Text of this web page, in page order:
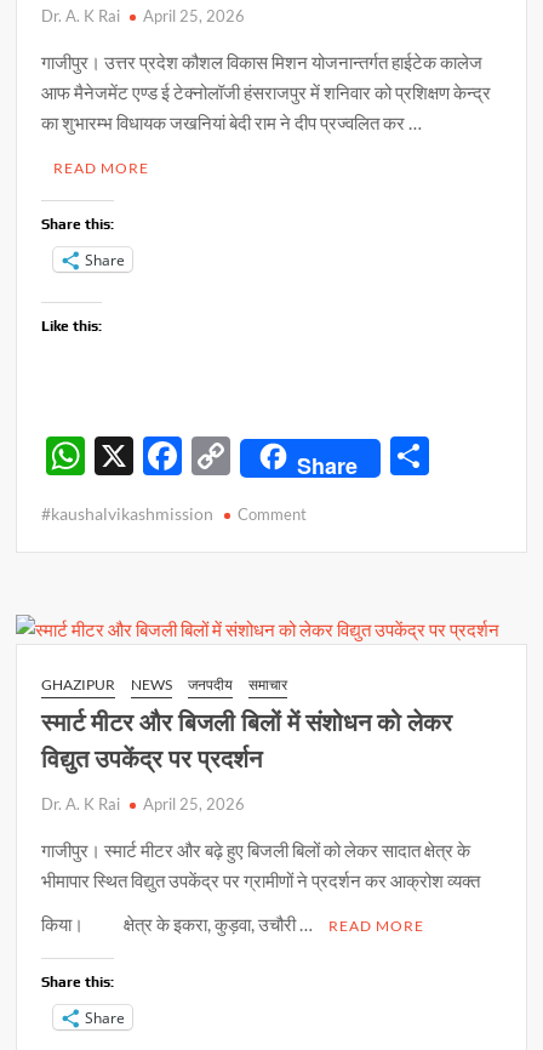
Dr. A. K Rai April 25, 2026
गाजीपुर। उत्तर प्रदेश कौशल विकास मिशन योजनान्तर्गत हाईटेक कालेज
आफ मैनेजमेंट एण्ड ई टेक्नोलॉजी हंसराजपुर में शनिवार को प्रशिक्षण केन्द्र
का शुभारम्भ विधायक जखनियां बेदी राम ने दीप प्रज्वलित कर …
READ MORE
Share this:
Share
Like this:
W
at
p
p
X
F
e
o
o
k
C
o
p
Li
n
k
Share
#kaushalvikashmission Commenton
कौशल
विकास
का
GHAZIPUR NEWS जनपदीय समाचार
स्मार्ट मीटर और बिजली बिलों में संशोधन को लेकर
विद्युत उपकेंद्र पर प्रदर्शन
Dr. A. K Rai April 25, 2026
गाजीपुर। स्मार्ट मीटर और बढ़े हुए बिजली बिलों को लेकर सादात क्षेत्र के
भीमापार स्थित विद्युत उपकेंद्र पर ग्रामीणों ने प्रदर्शन कर आक्रोश व्यक्त
किया। क्षेत्र के इकरा, कुड़वा, उचौरी …
READ MORE
Share this:
Share